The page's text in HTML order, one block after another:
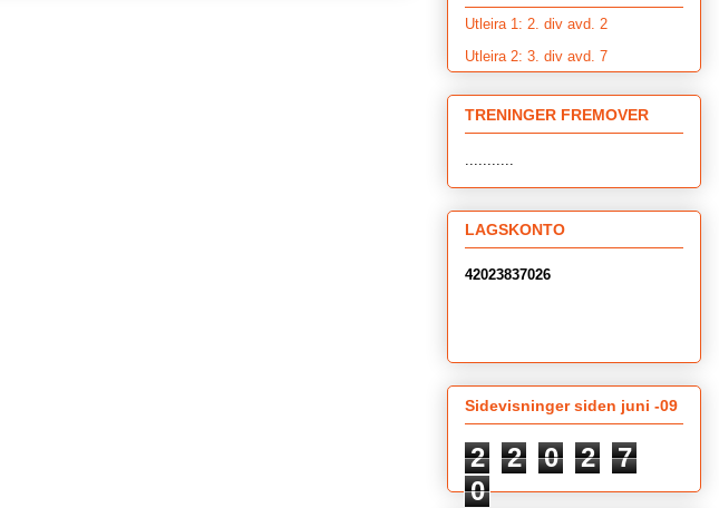
Utleira 1: 2. div avd. 2
Utleira 2: 3. div avd. 7
TRENINGER FREMOVER
LAGSKONTO
42023837026
Sidevisninger siden juni -09
2 2 0 2
7
0